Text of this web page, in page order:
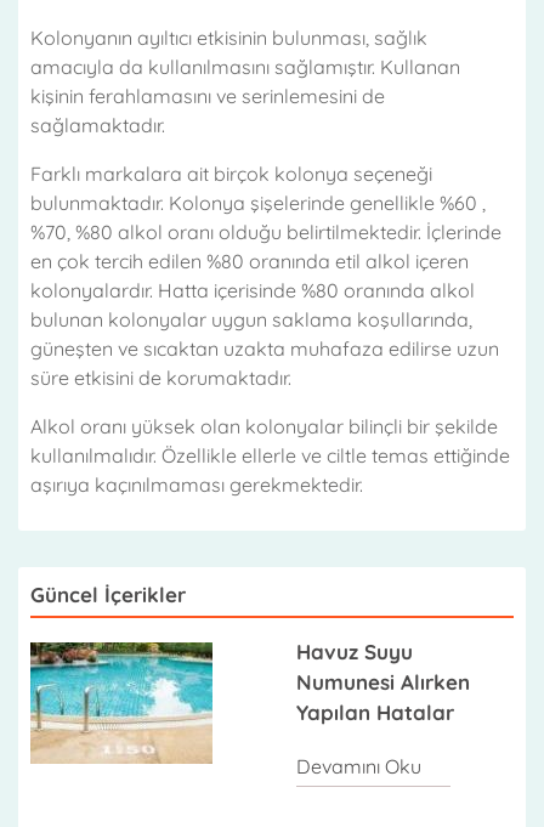
Kolonyanın ayıltıcı etkisinin bulunması, sağlık
amacıyla da kullanılmasını sağlamıştır. Kullanan
kişinin ferahlamasını ve serinlemesini de
sağlamaktadır.
Farklı markalara ait birçok kolonya seçeneği
bulunmaktadır. Kolonya şişelerinde genellikle %60 ,
%70, %80 alkol oranı olduğu belirtilmektedir. İçlerinde
en çok tercih edilen %80 oranında etil alkol içeren
kolonyalardır. Hatta içerisinde %80 oranında alkol
bulunan kolonyalar uygun saklama koşullarında,
güneşten ve sıcaktan uzakta muhafaza edilirse uzun
süre etkisini de korumaktadır.
Alkol oranı yüksek olan kolonyalar bilinçli bir şekilde
kullanılmalıdır. Özellikle ellerle ve ciltle temas ettiğinde
aşırıya kaçınılmaması gerekmektedir.
Güncel İçerikler
Havuz Suyu
Numunesi Alırken
Yapılan Hatalar
Devamını Oku